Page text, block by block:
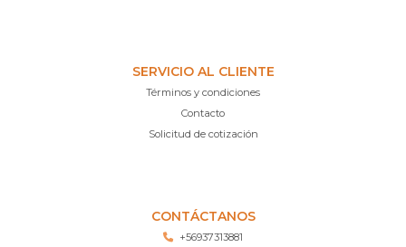
SERVICIO AL CLIENTE
Términos y condiciones
Contacto
Solicitud de cotización
CONTÁCTANOS
+56937313881